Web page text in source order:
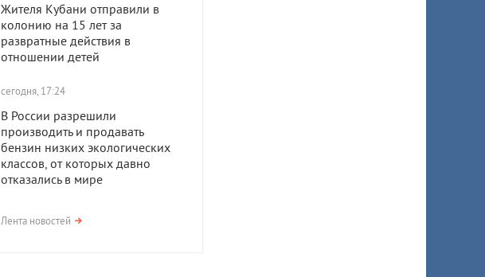
Жителя Кубани отправили в
колонию на 15 лет за
развратные действия в
отношении детей
сегодня, 17:24
В России разрешили
производить и продавать
бензин низких экологических
классов, от которых давно
отказались в мире
сегодня, 17:23
Лента новостей